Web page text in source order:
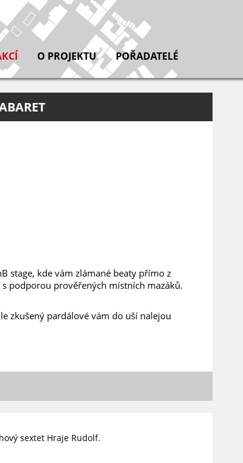
O PROJEKTU POŘADATELÉ
stage, kde vám zlámané beaty přímo z
s podporou prověřených místních mazáků.
zkušený pardálové vám do uší nalejou
sextet Hraje Rudolf.